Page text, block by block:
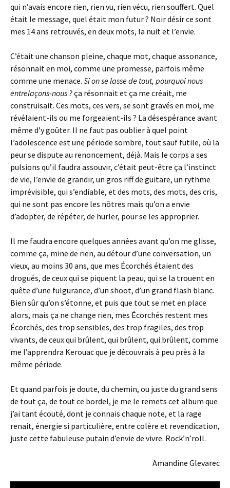
qui n’avais encore rien, rien vu, rien vécu, rien souffert. Quel
était le message, quel était mon futur ? Noir désir ce sont
mes 14 ans retrouvés, en deux mots, la nuit et l’envie.
C’était une chanson pleine, chaque mot, chaque assonance,
résonnait en moi, comme une promesse, parfois même
comme une menace. Si on se lasse de tout, pourquoi nous
entrelaçons-nous ?ça résonnait et ça me créait, me
construisait. Ces mots, ces vers, se sont gravés en moi, me
révélaient-ils ou me forgeaient-ils ? La désespérance avant
même d’y goûter. Il ne faut pas oublier à quel point
l’adolescence est une période sombre, tout sauf futile, où la
peur se dispute au renoncement, déjà. Mais le corps a ses
pulsions qu’il faudra assouvir, c’était peut-être ça l’instinct
de vie, l’envie de grandir, un gros riff de guitare, un rythme
imprévisible, qui s’endiable, et des mots, des mots, des cris,
qui ne sont pas encore les nôtres mais qu’on a envie
d’adopter, de répéter, de hurler, pour se les approprier.
Il me faudra encore quelques années avant qu’on me glisse,
comme ça, mine de rien, au détour d’une conversation, un
vieux, au moins 30 ans, que mes Écorchés étaient des
drogués, de ceux qui se piquent la peau, qui se la trouent en
quête d’une fulgurance, d’un shoot, d’un grand flash blanc.
Bien sûr qu’on s’étonne, et puis que tout se met en place
alors, mais ça ne change rien, mes Écorchés restent mes
Écorchés, des trop sensibles, des trop fragiles, des trop
vivants, de ceux qui brûlent, qui brûlent, qui brûlent, comme
me l’apprendra Kerouac que je découvrais à peu près à la
même période.
Et quand parfois je doute, du chemin, ou juste du grand sens
de tout ça, de tout ce bordel, je me le remets cet album que
j’ai tant écouté, dont je connais chaque note, et la rage
renait, énergie si particulière, entre colère et revendication,
juste cette fabuleuse putain d’envie de vivre. Rock’n’roll.
Amandine Glevarec